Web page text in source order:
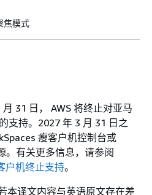
焦模式
31 日， AWS 将终止对亚马
支持。2027 年 3 月 31 日之
瘦客户机控制台或
。有关更多信息，请参阅
户机终止支持。
本译文内容与英语原文存在差